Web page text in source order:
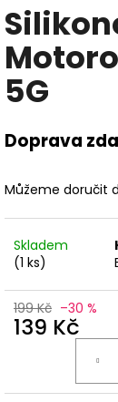
produktu
je
0,0
5
hvězdiček.
5G
Doprava
Můžeme doručit
Skladem
(1 ks)
199 Kč –30 %
139 Kč